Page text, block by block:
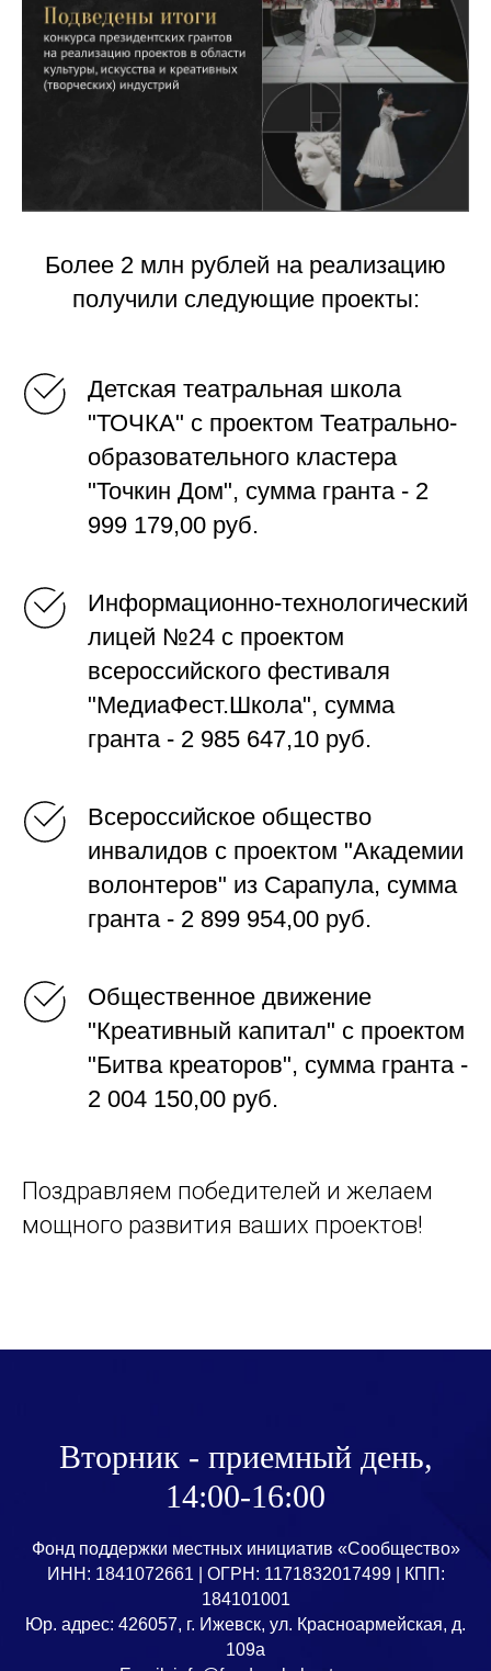
Более 2 млн рублей на реализацию
получили следующие проекты:
Детская театральная школа
"ТОЧКА" с проектом Театрально-
образовательного кластера
"Точкин Дом", сумма гранта - 2
999 179,00 руб.
Информационно-технологический
лицей №24 с проектом
всероссийского фестиваля
"МедиаФест.Школа", сумма
гранта - 2 985 647,10 руб.
Всероссийское общество
инвалидов с проектом "Академии
волонтеров" из Сарапула, сумма
гранта - 2 899 954,00 руб.
Общественное движение
"Креативный капитал" с проектом
"Битва креаторов", сумма гранта -
2 004 150,00 руб.
Поздравляем победителей и желаем
мощного развития ваших проектов!
Вторник - приемный день,
14:00-16:00
Фонд поддержки местных инициатив «Сообщество»
ИНН: 1841072661 | ОГРН: 1171832017499 | КПП:
184101001
Юр. адрес: 426057, г. Ижевск, ул. Красноармейская, д.
109а